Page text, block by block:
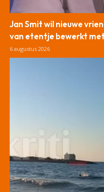
Jan Smit wil nieuwe
van etentje bewerkt
6 augustus 2026